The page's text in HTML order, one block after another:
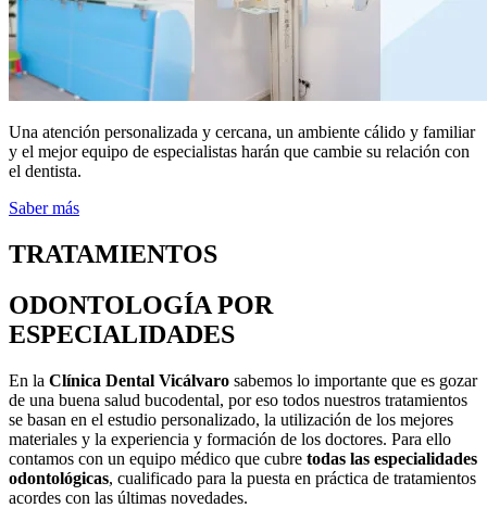
Una atención personalizada y cercana, un ambiente cálido y familiar
y el mejor equipo de especialistas harán que cambie su relación con
el dentista.
Saber más
TRATAMIENTOS
ODONTOLOGÍA POR
ESPECIALIDADES
En la Clínica Dental Vicálvaro sabemos lo importante que es gozar
de una buena salud bucodental, por eso todos nuestros tratamientos
se basan en el estudio personalizado, la utilización de los mejores
materiales y la experiencia y formación de los doctores. Para ello
contamos con un equipo médico que cubre todas las especialidades
odontológicas, cualificado para la puesta en práctica de tratamientos
acordes con las últimas novedades.